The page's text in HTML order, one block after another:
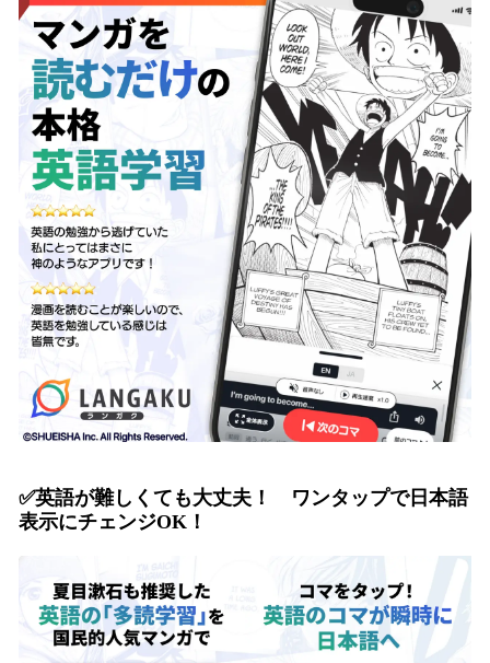
✅英語が難しくても大丈夫！ ワンタップで日本語
表示にチェンジOK！